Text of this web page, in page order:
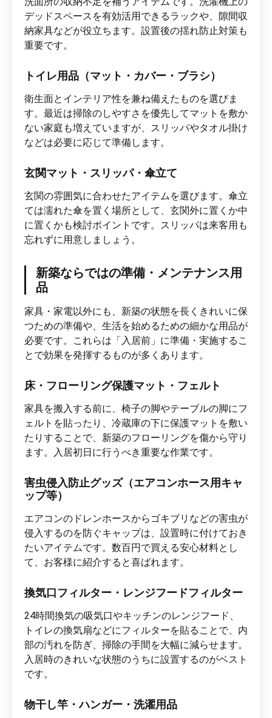
デッドスペースを有効活用できるラックや、隙間収
納家具などが役立ちます。設置後の揺れ防止対策も
重要です。
トイレ用品（マット・カバー・ブラシ）
衛生面とインテリア性を兼ね備えたものを選びま
す。最近は掃除のしやすさを優先してマットを敷か
ない家庭も増えていますが、スリッパやタオル掛け
などは必要に応じて準備します。
玄関マット・スリッパ・傘立て
玄関の雰囲気に合わせたアイテムを選びます。傘立
ては濡れた傘を置く場所として、玄関外に置くか中
に置くかも検討ポイントです。スリッパは来客用も
忘れずに用意しましょう。
新築ならではの準備・メンテナンス用
品
家具・家電以外にも、新築の状態を長くきれいに保
つための準備や、生活を始めるための細かな用品が
必要です。これらは「入居前」に準備・実施するこ
とで効果を発揮するものが多くあります。
床・フローリング保護マット・フェルト
家具を搬入する前に、椅子の脚やテーブルの脚にフ
ェルトを貼ったり、冷蔵庫の下に保護マットを敷い
たりすることで、新築のフローリングを傷から守り
ます。入居初日に行うべき重要な作業です。
害虫侵入防止グッズ（エアコンホース用キャ
ップ等）
エアコンのドレンホースからゴキブリなどの害虫が
侵入するのを防ぐキャップは、設置時に付けておき
たいアイテムです。数百円で買える安心材料とし
て、お客様に紹介すると喜ばれます。
換気口フィルター・レンジフードフィルター
24時間換気の吸気口やキッチンのレンジフード、
トイレの換気扇などにフィルターを貼ることで、内
部の汚れを防ぎ、掃除の手間を大幅に減らせます。
入居時のきれいな状態のうちに設置するのがベスト
です。
物干し竿・ハンガー・洗濯用品